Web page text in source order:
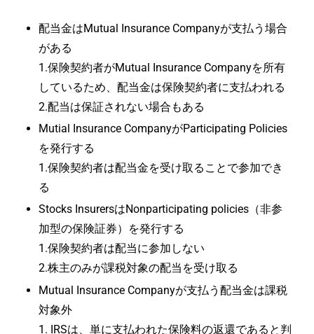
配当金はMutual Insurance Companyが支払う場合
がある
1.保険契約者がMutual Insurance Companyを所有
しているため、配当金は保険契約者に支払われる
2.配当は保証されない場合もある
Mutial Insurance CompanyがParticipating Policies
を発行する
1.保険契約者は配当金を受け取ることで参加でき
る
Stocks InsurersはNonparticipating policies（非参
加型の保険証券）を発行する
1.保険契約者は配当に参加しない
2.株主のみが課税対象の配当を受け取る
Mutual Insurance Companyが支払う配当金は課税
対象外
1. IRSは、単に支払われた保険料の返還であると判